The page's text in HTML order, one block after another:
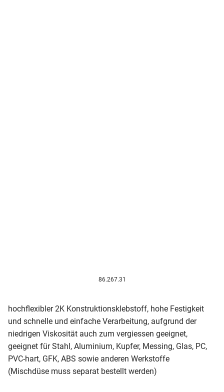
86.267.31
hochflexibler 2K Konstruktionsklebstoff, hohe Festigkeit
und schnelle und einfache Verarbeitung, aufgrund der
niedrigen Viskosität auch zum vergiessen geeignet,
geeignet für Stahl, Aluminium, Kupfer, Messing, Glas, PC,
PVC-hart, GFK, ABS sowie anderen Werkstoffe
(Mischdüse muss separat bestellt werden)